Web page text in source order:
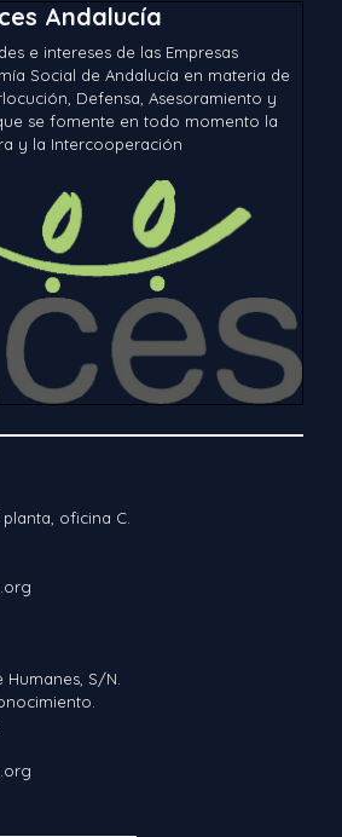
Andalucía
e intereses de las Empresas
Social de Andalucía en materia de
Defensa, Asesoramiento y
se fomente en todo momento la
y la Intercooperación
planta, oficina C.
Humanes, S/N.